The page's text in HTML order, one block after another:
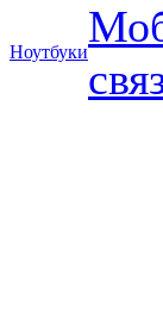
Ноутбуки